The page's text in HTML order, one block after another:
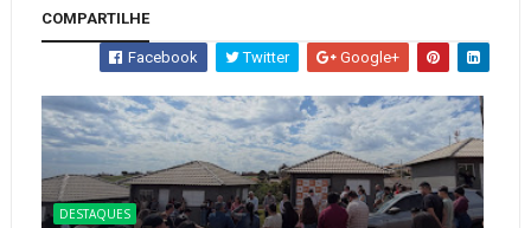
COMPARTILHE
Facebook Twitter Google+
DESTAQUES